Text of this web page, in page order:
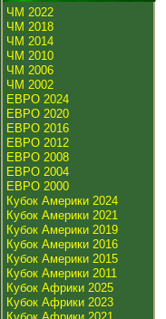
ЧМ 2022
ЧМ 2018
ЧМ 2014
ЧМ 2010
ЧМ 2006
ЧМ 2002
ЕВРО 2024
ЕВРО 2020
ЕВРО 2016
ЕВРО 2012
ЕВРО 2008
ЕВРО 2004
ЕВРО 2000
Кубок Америки 2024
Кубок Америки 2021
Кубок Америки 2019
Кубок Америки 2016
Кубок Америки 2015
Кубок Америки 2011
Кубок Африки 2025
Кубок Африки 2023